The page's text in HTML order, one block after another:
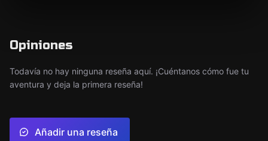
Opiniones
Todavía no hay ninguna reseña aquí. ¡Cuéntanos cómo fue tu
aventura y deja la primera reseña!
Añadir una reseña